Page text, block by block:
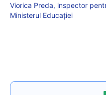
Viorica Preda, inspector
Ministerul Educației